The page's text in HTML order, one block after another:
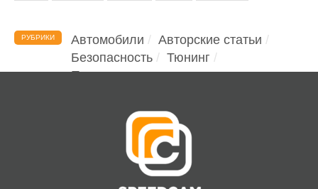
РУБРИКИ Автомобили
Авторские статьи
Безопасность
Тюнинг
Помощь водителю